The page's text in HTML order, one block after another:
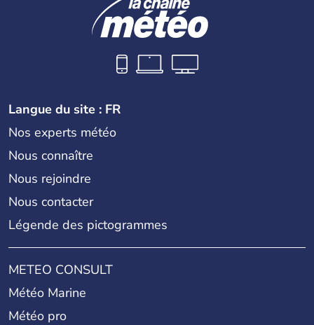
Malte a connu de nombreuses influences : Romaines,
Maures, des Chevaliers de l'ordre de Saint-Jean, mais
aussi françaises et britanniques, laissant des vestiges,
des sites megalithiques, des temples ou des forteresses.
Langue du site : FR
Nos experts météo
Nous connaître
Nous rejoindre
Nous contacter
Légende des pictogrammes
METEO CONSULT
Météo Marine
Météo pro